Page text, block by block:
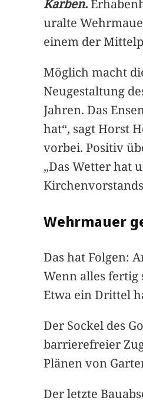
Karben.
uralte
einem der
Möglich macht
Neugestaltung
Jahren. Das
hat“, sagt Horst
vorbei. Positiv
„Das Wetter hat
Wehrmauer
Das hat Folgen:
Wenn alles fertig
Etwa ein Drittel
Der Sockel des
barrierefreier
Plänen von
Der letzte